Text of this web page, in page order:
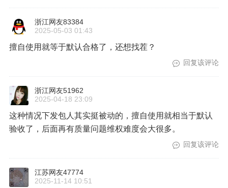
浙江网友83384
2025-05-03 01:43
擅自使用就等于默认合格了，还想找茬？
回复该评论
浙江网友51962
2025-04-18 23:09
这种情况下发包人其实挺被动的，擅自使用就相当于默认
验收了，后面再有质量问题维权难度会大很多。
回复该评论
江苏网友47774
2025-11-14 10:51